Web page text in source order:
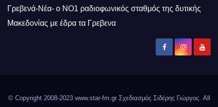
Γρεβενά-Νέα- ο ΝΟ1 ραδιοφωνικός σταθμός της δυτικής
Μακεδονίας με έδρα τα Γρεβενα
© Copyright 2008-2023 www.star-fm.gr Σχεδιασμός Σιδέρης Γιώργος. All